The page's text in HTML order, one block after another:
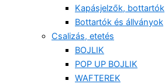
Kapásjelzők, bottartók
Bottartók és állványok
Csalizás, etetés
BOJLIK
POP UP BOJLIK
WAFTEREK